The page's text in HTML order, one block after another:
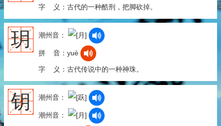
字 义：古代的一种酷刑，把脚砍掉。
玥 潮州音：
拼 音：yuè
字 义：古代传说中的一种神珠。
钥 潮州音：
潮州音：